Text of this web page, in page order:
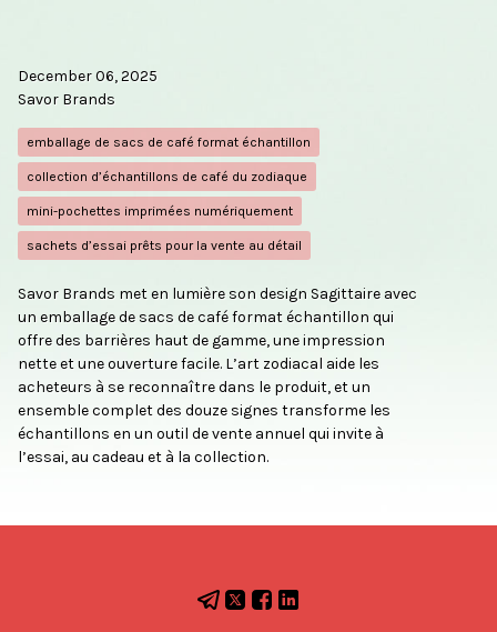
December 06, 2025
Savor Brands
emballage de sacs de café format échantillon
collection d’échantillons de café du zodiaque
mini-pochettes imprimées numériquement
sachets d’essai prêts pour la vente au détail
Savor Brands met en lumière son design Sagittaire avec
un emballage de sacs de café format échantillon qui
offre des barrières haut de gamme, une impression
nette et une ouverture facile. L’art zodiacal aide les
acheteurs à se reconnaître dans le produit, et un
ensemble complet des douze signes transforme les
échantillons en un outil de vente annuel qui invite à
l’essai, au cadeau et à la collection.